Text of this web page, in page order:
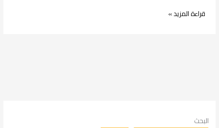
قراءة المزيد »
البحث